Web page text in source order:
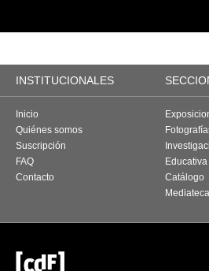
INSTITUCIONALES
Inicio
Quiénes somos
Suscripción
FAQ
Contacto
Educativa
Catálogo
Mediateca